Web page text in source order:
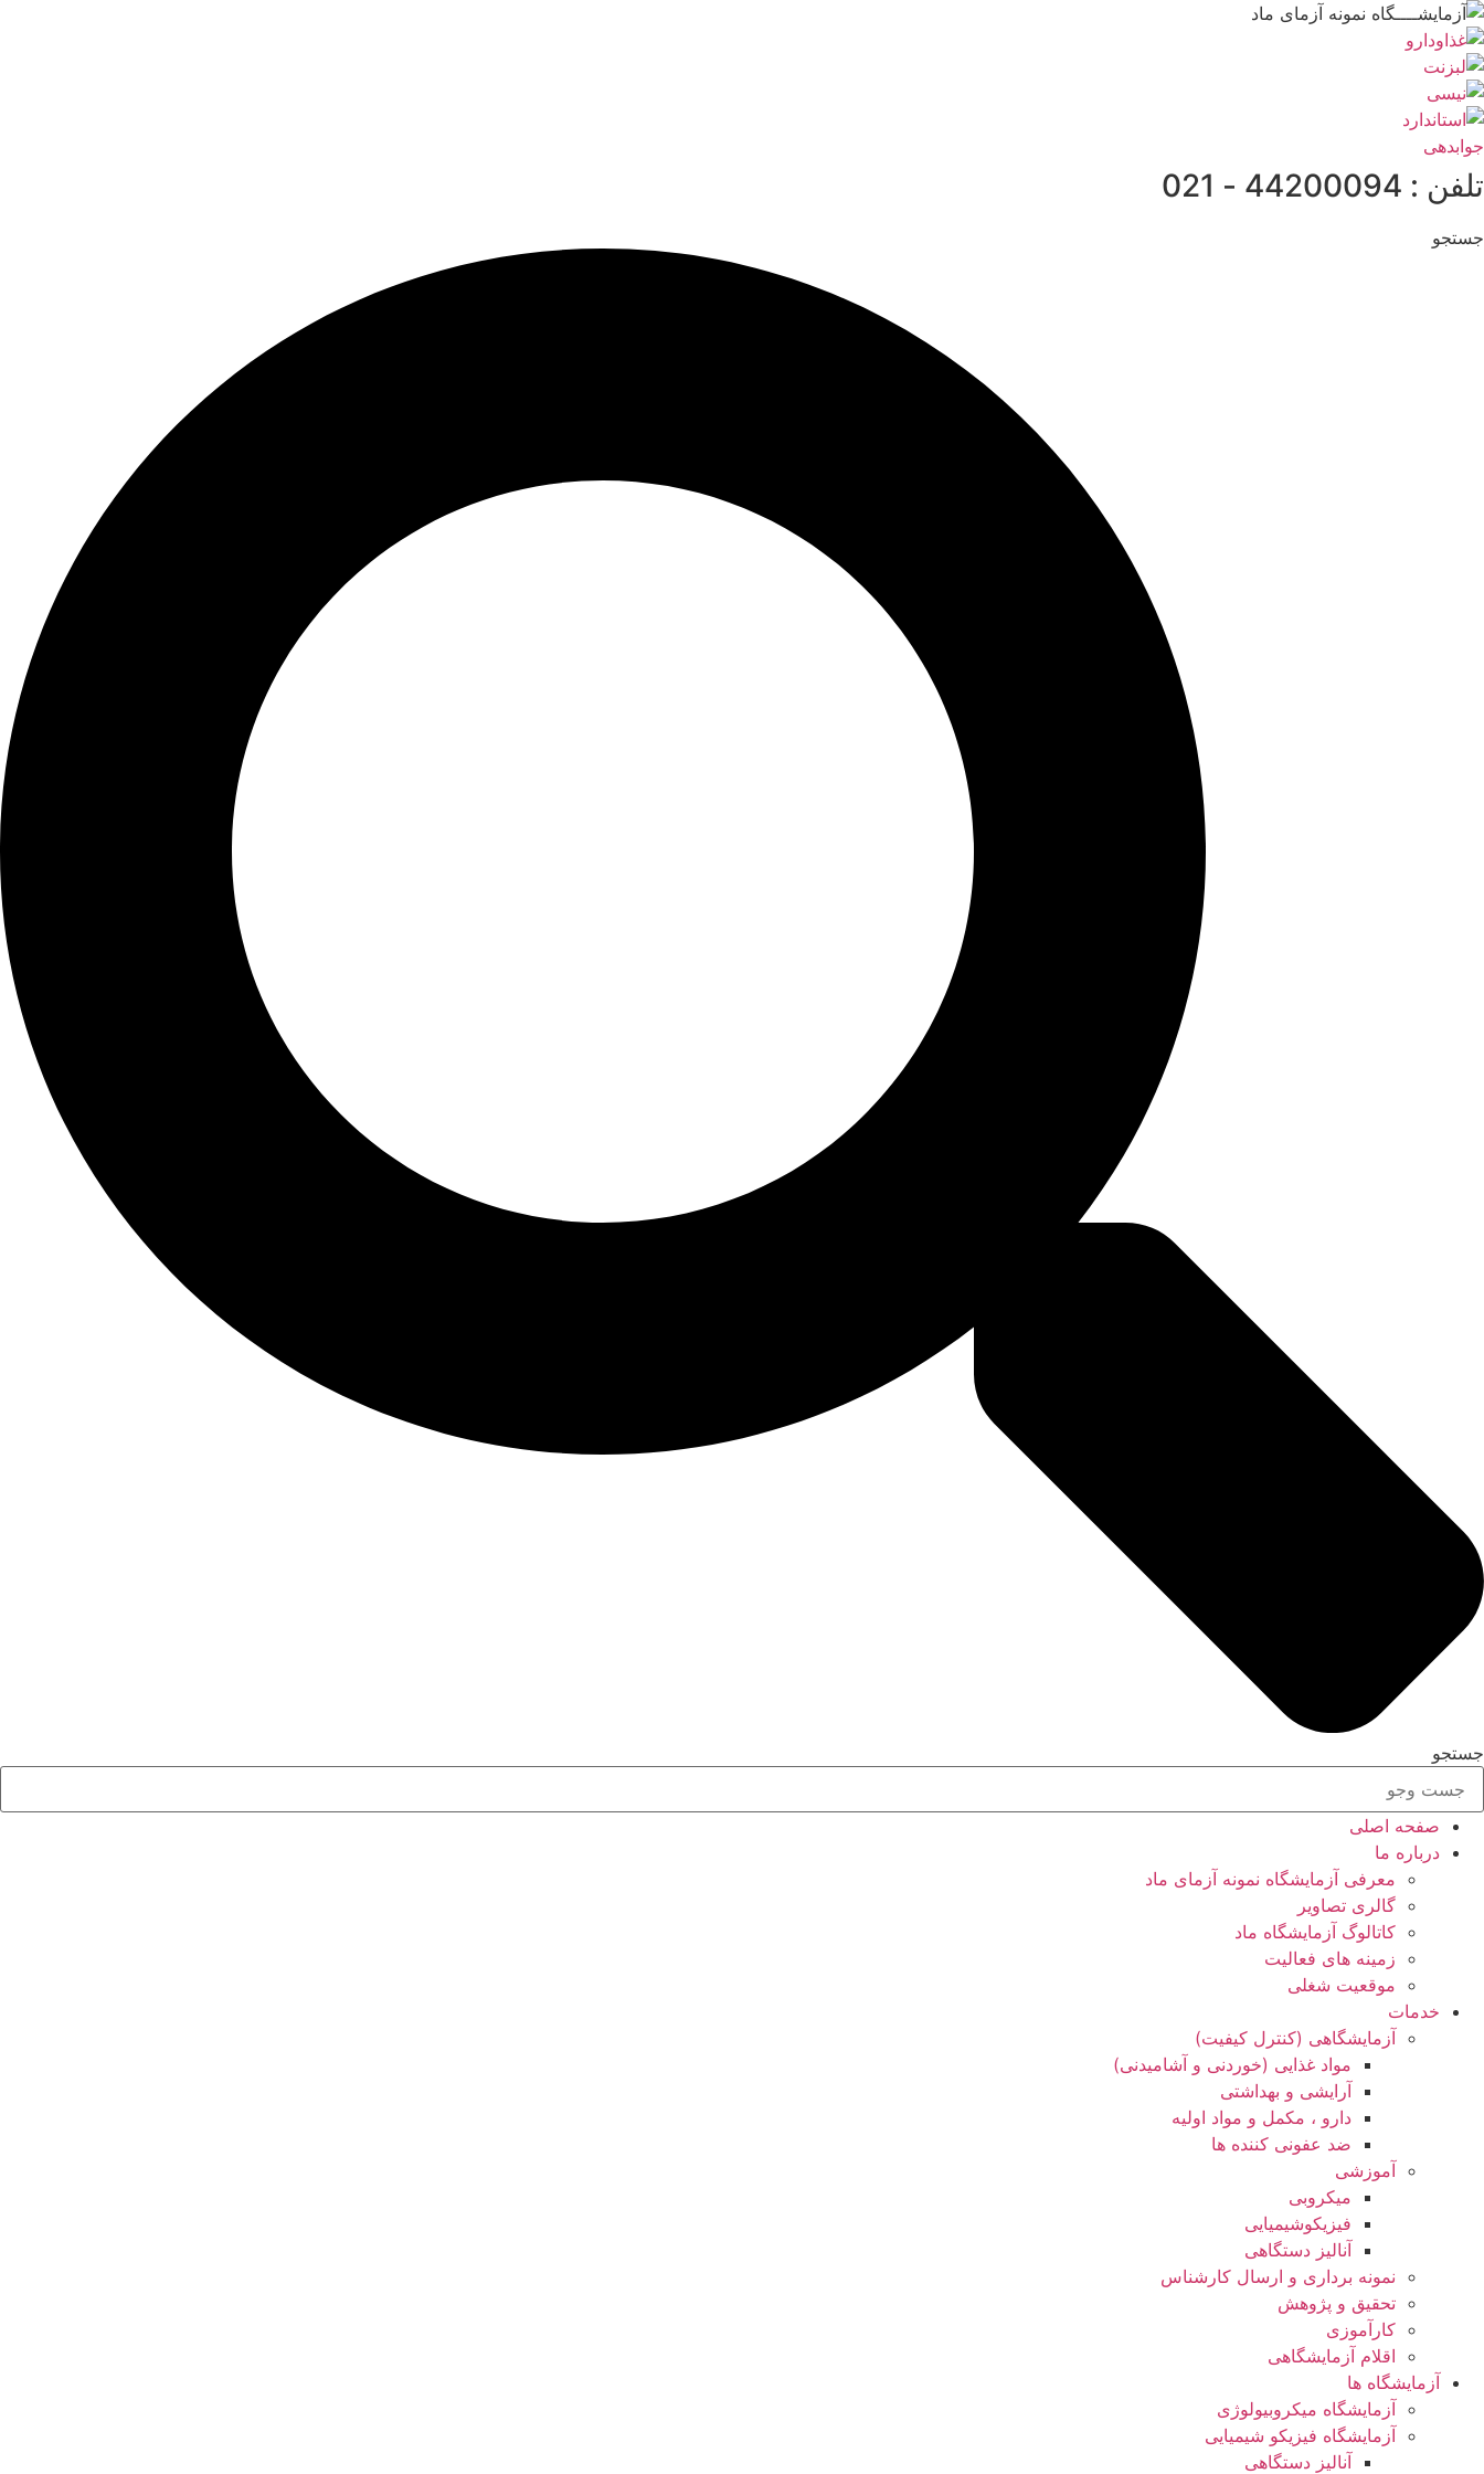
پرش
به
محتوا
جوابدهی
تلفن : 44200094 - 021
جستجو
جستجو
صفحه اصلی
درباره ما
معرفی آزمایشگاه نمونه آزمای ماد
گالری تصاویر
کاتالوگ آزمایشگاه ماد
زمینه های فعالیت
موقعیت شغلی
خدمات
آزمایشگاهی (کنترل کیفیت)
مواد غذایی (خوردنی و آشامیدنی)
آرایشی و بهداشتی
دارو ، مکمل و مواد اولیه
ضد عفونی کننده ها
آموزشی
میکروبی
فیزیکوشیمیایی
آنالیز دستگاهی
نمونه برداری و ارسال کارشناس
تحقیق و پژوهش
کارآموزی
اقلام آزمایشگاهی
آزمایشگاه ها
آزمایشگاه میکروبیولوژی
آزمایشگاه فیزیکو شیمیایی
آنالیز دستگاهی